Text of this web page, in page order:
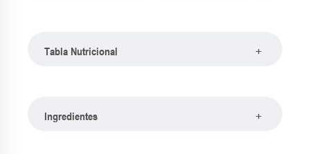
Tabla Nutricional +
Ingredientes +